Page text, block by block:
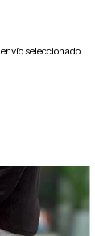
seleccionado.